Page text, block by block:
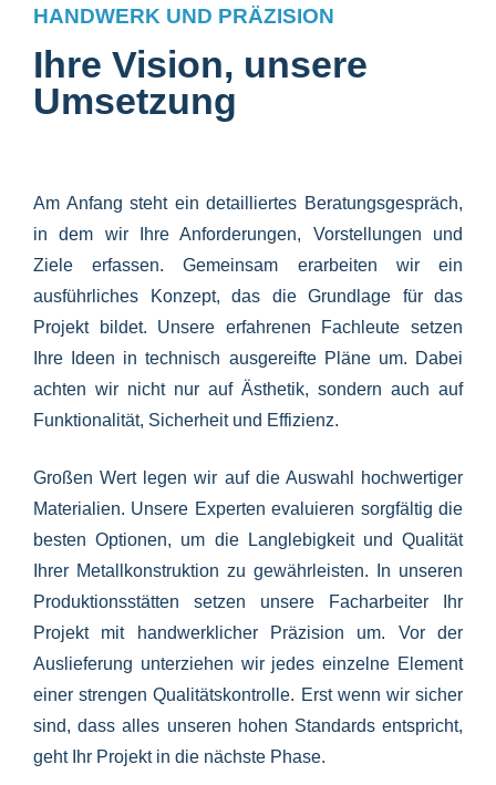
HANDWERK UND PRÄZISION
Ihre Vision, unsere
Umsetzung
Am Anfang steht ein detailliertes Beratungsgespräch,
in dem wir Ihre Anforderungen, Vorstellungen und
Ziele erfassen. Gemeinsam erarbeiten wir ein
ausführliches Konzept, das die Grundlage für das
Projekt bildet. Unsere erfahrenen Fachleute setzen
Ihre Ideen in technisch ausgereifte Pläne um. Dabei
achten wir nicht nur auf Ästhetik, sondern auch auf
Funktionalität, Sicherheit und Effizienz.
Großen Wert legen wir auf die Auswahl hochwertiger
Materialien. Unsere Experten evaluieren sorgfältig die
besten Optionen, um die Langlebigkeit und Qualität
Ihrer Metallkonstruktion zu gewährleisten. In unseren
Produktionsstätten setzen unsere Facharbeiter Ihr
Projekt mit handwerklicher Präzision um. Vor der
Auslieferung unterziehen wir jedes einzelne Element
einer strengen Qualitätskontrolle. Erst wenn wir sicher
sind, dass alles unseren hohen Standards entspricht,
geht Ihr Projekt in die nächste Phase.